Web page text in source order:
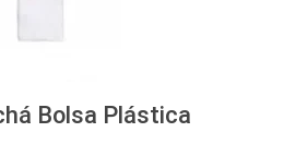
Bolsa Plástica